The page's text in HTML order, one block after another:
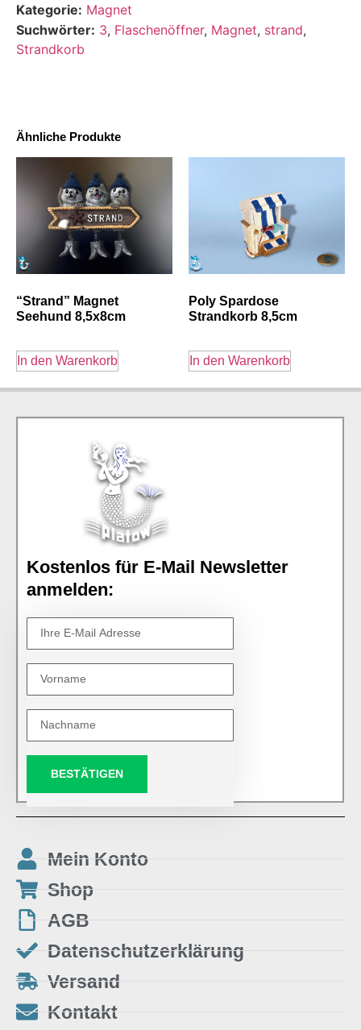
Kategorie: Magnet
Suchwörter: 3, Flaschenöffner, Magnet, strand,
Strandkorb
Ähnliche Produkte
“Strand” Magnet
Seehund 8,5x8cm
In den Warenkorb
Poly Spardose
Strandkorb 8,5cm
In den Warenkorb
Kostenlos für E-Mail Newsletter
anmelden:
BESTÄTIGEN
Mein Konto
Shop
AGB
Datenschutzerklärung
Versand
Kontakt